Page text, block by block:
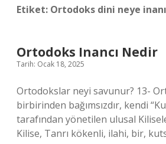
Etiket: Ortodoks dini neye
Ortodoks Inancı Nedir
Tarih: Ocak 18, 2025
Ortodokslar neyi savunur? 13-
birbirinden bağımsızdır, kendi
tarafından yönetilen ulusal
Kilise, Tanrı kökenli, ilahi, bir,